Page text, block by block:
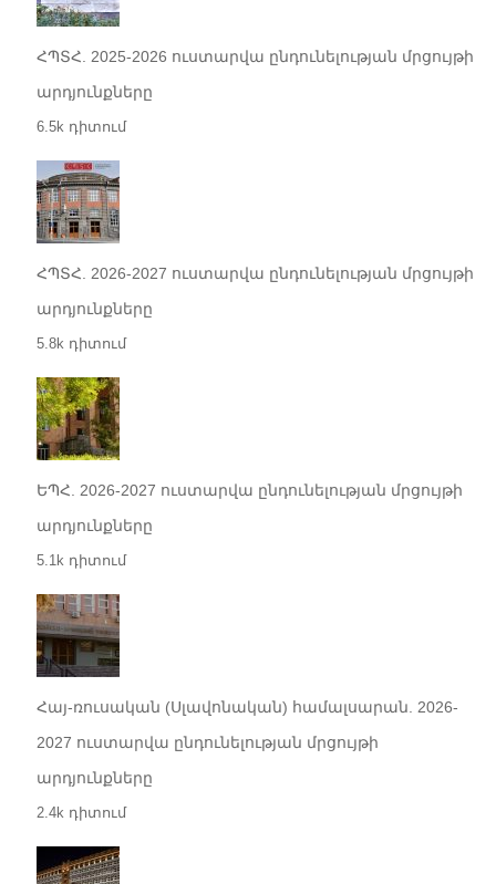
ՀՊՏՀ. 2025-2026 ուստարվա ընդունելության մրցույթի
արդյունքները
6.5k դիտում
ՀՊՏՀ. 2026-2027 ուստարվա ընդունելության մրցույթի
արդյունքները
5.8k դիտում
ԵՊՀ. 2026-2027 ուստարվա ընդունելության մրցույթի
արդյունքները
5.1k դիտում
Հայ-ռուսական (Սլավոնական) համալսարան. 2026-
2027 ուստարվա ընդունելության մրցույթի
արդյունքները
2.4k դիտում